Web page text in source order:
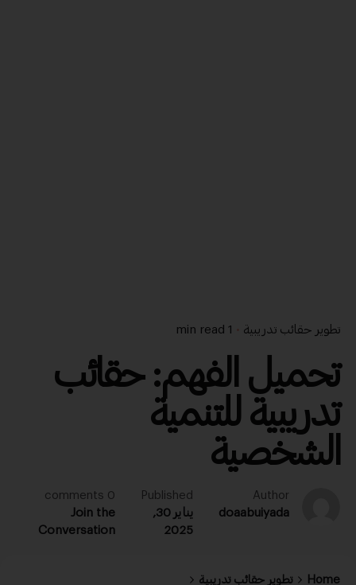
تطوير حقائب تدريبية 1 min read
تحميل الفهم: حقائب
تدريبية للتنمية
الشخصية
Author
doaabuiyada
Published
يناير 30,
2025
0 comments
Join the
Conversation
Home
تطوير حقائب تدريبية